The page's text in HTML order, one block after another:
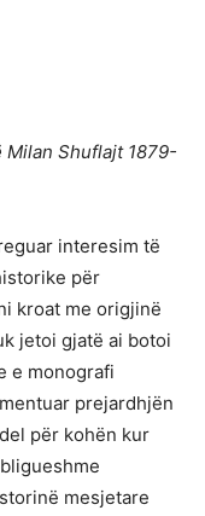
Shuflajt 1879-
interesim të
për
kroat me origjinë
jetoi gjatë ai botoi
e monografi
prejardhjën
për kohën kur
mesjetare